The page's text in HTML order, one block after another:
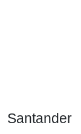
Santander